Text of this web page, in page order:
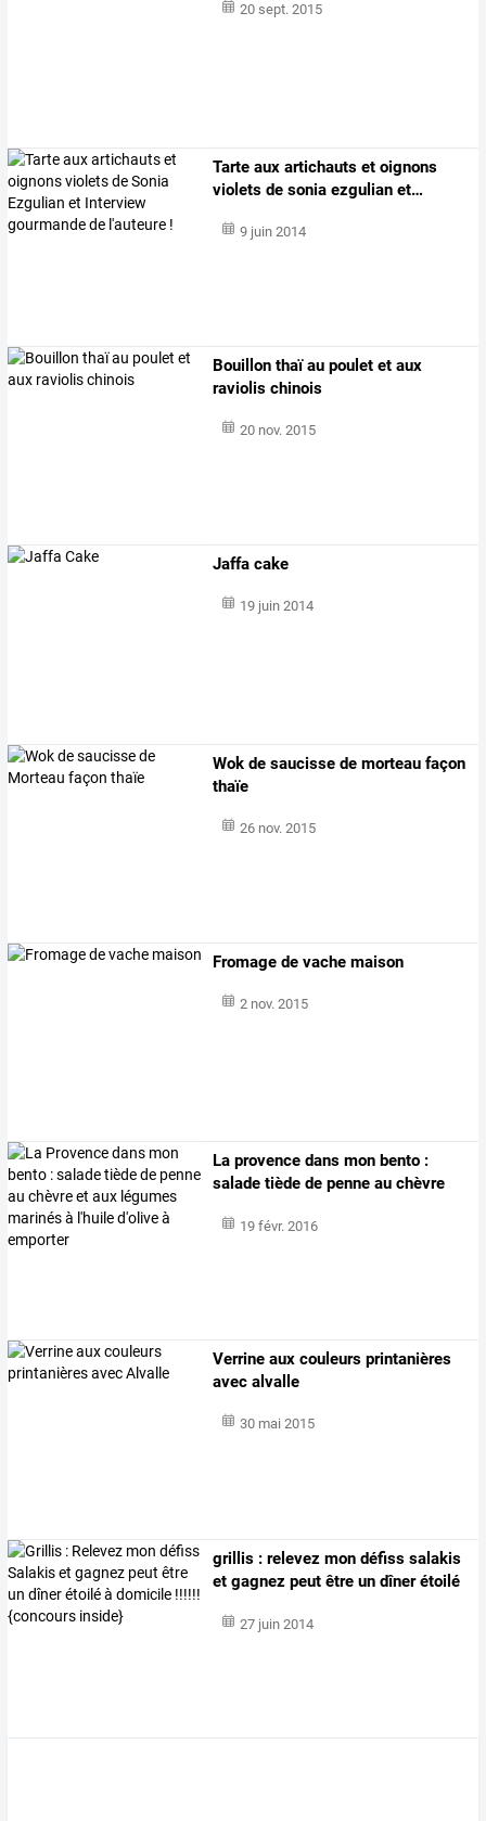
20 sept. 2015
Tarte aux artichauts et oignons
violets de sonia ezgulian et…
9 juin 2014
Bouillon thaï au poulet et aux
raviolis chinois
20 nov. 2015
Jaffa cake
19 juin 2014
Wok de saucisse de morteau façon
thaïe
26 nov. 2015
Fromage de vache maison
2 nov. 2015
La provence dans mon bento :
salade tiède de penne au chèvre
19 févr. 2016
Verrine aux couleurs printanières
avec alvalle
30 mai 2015
grillis : relevez mon défiss salakis
et gagnez peut être un dînerétoilé
27 juin 2014